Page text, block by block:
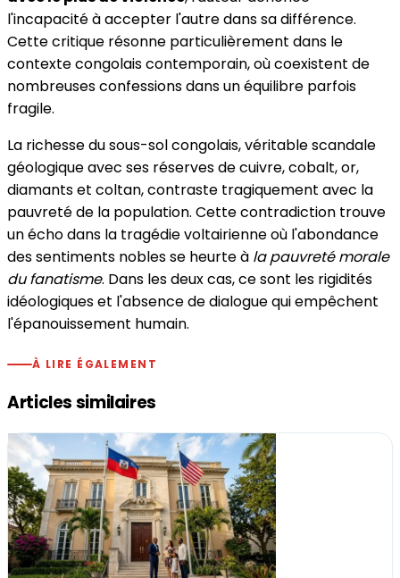
l'incapacité à accepter l'autre dans sa différence.
Cette critique résonne particulièrement dans le
contexte congolais contemporain, où coexistent de
nombreuses confessions dans un équilibre parfois
fragile.
La richesse du sous-sol congolais, véritable scandale
géologique avec ses réserves de cuivre, cobalt, or,
diamants et coltan, contraste tragiquement avec la
pauvreté de la population. Cette contradiction trouve
un écho dans la tragédie voltairienne où l'abondance
des sentiments nobles se heurte à la pauvreté morale
du fanatisme. Dans les deux cas, ce sont les rigidités
idéologiques et l'absence de dialogue qui empêchent
l'épanouissement humain.
À LIRE ÉGALEMENT
Articles similaires